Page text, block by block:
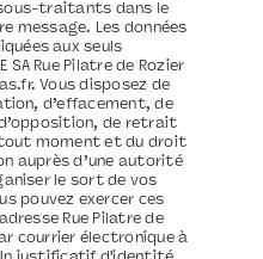
sous-traitants dans le
message. Les données
aux seuls
Rue Pilatre de Rozier
Vous disposez de
d’effacement, de
de retrait
moment et du droit
auprès d’une autorité
le sort de vos
pouvez exercer ces
Rue Pilatre de
courrier électronique à